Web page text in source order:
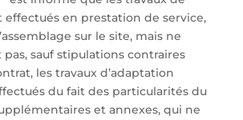
effectués en prestation de service,
sur le site, mais ne
sauf stipulations contraires
les travaux d’adaptation
du fait des particularités du
et annexes, qui ne